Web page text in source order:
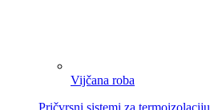
Vijčana roba
Pričvrsni sistemi za termoizolaciju